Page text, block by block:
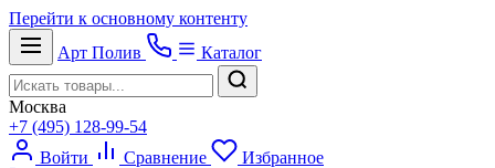
Перейти к основному контенту
Арт Полив Каталог
Москва
+7 (495) 128-99-54
Войти
Сравнение Избранное